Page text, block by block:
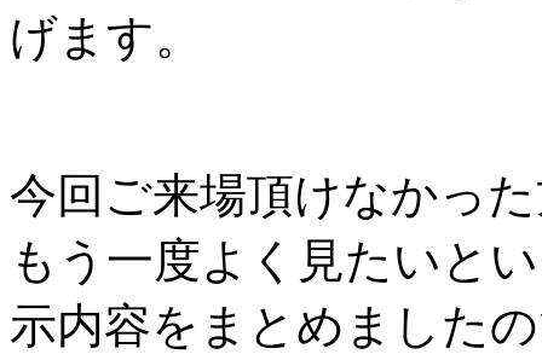
げます。
今回ご来場頂けなかっ
もう一度よく見たいと
示内容をまとめました